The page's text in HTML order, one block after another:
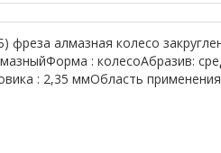
фреза алмазная колесо
: колесоАбразив:
: 2,35 ммОбласть